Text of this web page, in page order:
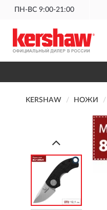
ПН-ВС 9:00-21:00
KERSHAW НОЖИ